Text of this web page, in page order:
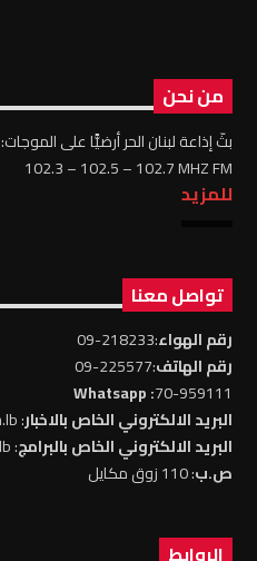
من نحن
بثّ إذاعة لبنان الحر أرضيًّا على الموجات:
102.3 – 102.5 – 102.7 MHZ FM
للمزيد
تواصل معنا
رقم الهواء:218233-09
رقم الهاتف:225577-09
70-959111
: Whatsapp
البريد الالكتروني الخاص بالاخبار: news@rll.com.lb
البريد الالكتروني الخاص بالبرامج: info@rll.com.lb
ص.ب: 110 زوق مكايل